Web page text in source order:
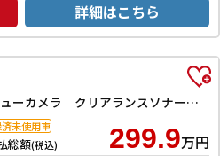
詳細はこちら
e：HEVクロスター マルチビューカメラ クリアランスソナー オートクルーズコントロール レーンアシスト 衝突被害軽減システム 両側電動スライドドア LEDヘッドランプ ヘッドライトウォッシャー スマートキー
総額(税込) 299.9万円
未使用車